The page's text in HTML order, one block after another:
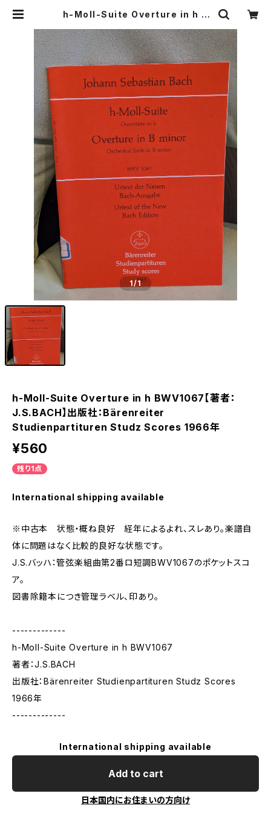
h-Moll-Suite Overture in h B
社：Bärenreiter Studienpartitu
ren Studz Scores 1966年 | Bir
ds' Tale Collective
1/1
h-Moll-Suite Overture in h BWV1067【著者：
J.S.BACH】出版社：Bärenreiter
Studienpartituren Studz Scores 1966年
¥560
残り1点
International shipping available
※中古本 状態・概ね良好 経年によるよれ、スレあり。楽譜自
体に問題はなく比較的良好な状態です。
J.S.バッハ：管弦楽組曲第2番ロ短調BWV1067のポケットスコ
ア。
図書除籍本につき管理ラベル、印あり。
-------------
h-Moll-Suite Overture in h BWV1067
著者：J.S.BACH
出版社：Bärenreiter Studienpartituren Studz Scores
1966年
-------------
International shipping available
Add to cart
日本国内にお住まいの方向け